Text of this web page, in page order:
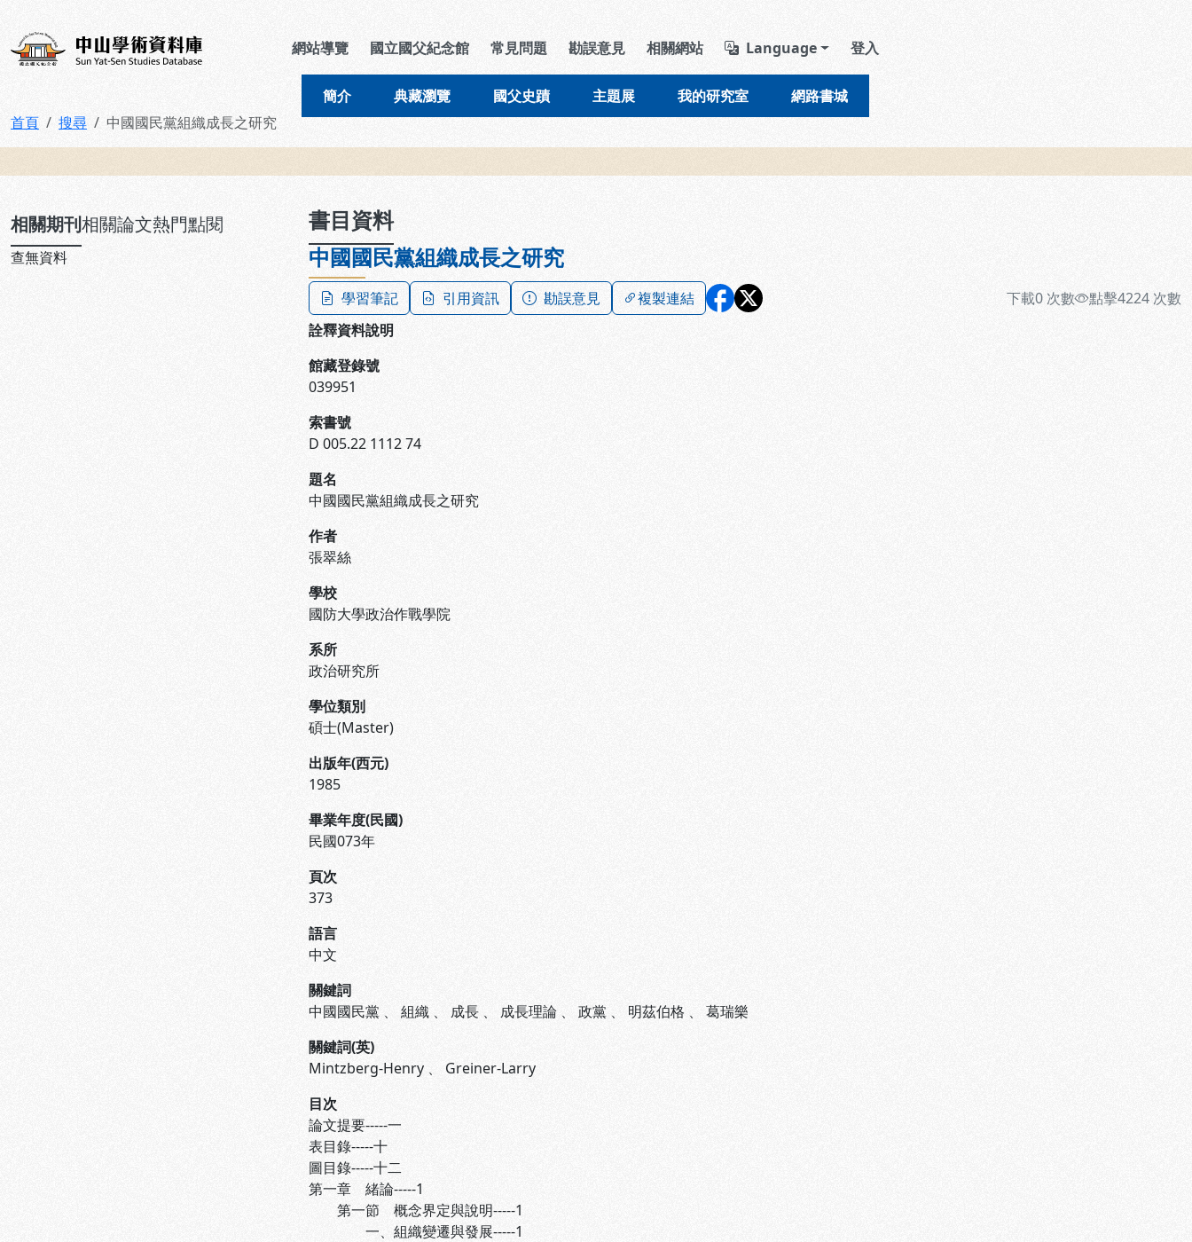
中山學術資料庫 導覽列區塊
網站導覽 國立國父紀念館 常見問題 勘誤意見 相關網站 Language 登入
簡介 典藏瀏覽 國父史蹟 主題展 我的研究室 網路書城
首頁 搜尋 中國國民黨組織成長之研究
相關期刊相關論文熱門點閱
查無資料
書目資料
中國國民黨組織成長之研究
學習筆記 引用資訊 勘誤意見 複製連結 下載0 次數 點擊4224 次數
詮釋資料說明
館藏登錄號
039951
索書號
D 005.22 1112 74
題名
中國國民黨組織成長之研究
作者
張翠絲
學校
國防大學政治作戰學院
系所
政治研究所
學位類別
碩士(Master)
出版年(西元)
1985
畢業年度(民國)
民國073年
頁次
373
語言
中文
關鍵詞
中國國民黨 、 組織 、 成長 、 成長理論 、 政黨 、 明茲伯格 、 葛瑞樂
關鍵詞(英)
Mintzberg-Henry 、 Greiner-Larry
目次
論文提要-----一
表目錄-----十
圖目錄-----十二
第一章 緒論-----1
第一節 概念界定與說明-----1
一、組織變遷與發展-----1